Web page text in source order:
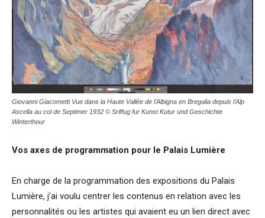
Giovanni Giacometti Vue dans la Haute Vallée de l’Albigna en Bregalia depuis l’Alp
Ascella au col de Septimer 1932 © Sriffug fur Kunst Kutur und Geschichte
Winterthour
Vos axes de programmation pour le Palais Lumière
En charge de la programmation des expositions du Palais
Lumière, j’ai voulu centrer les contenus en relation avec les
personnalités ou les artistes qui avaient eu un lien direct avec